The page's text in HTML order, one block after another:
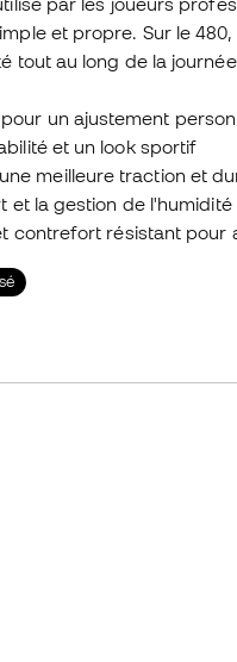
et propre. Sur le
tout au long de la
un ajustement
et un look sportif
meilleure traction et
et la gestion de l'humidité
contrefort résistant pour